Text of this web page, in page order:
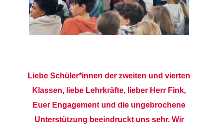
Liebe Schüler*innen der zweiten und vierten
Klassen, liebe Lehrkräfte, lieber Herr Fink,
Euer Engagement und die ungebrochene
Unterstützung beeindruckt uns sehr. Wir